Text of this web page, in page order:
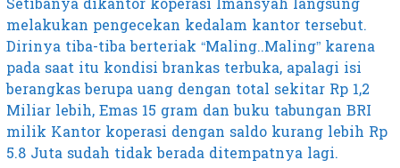
melakukan pengecekan kedalam kantor tersebut.
Dirinya tiba-tiba berteriak “Maling..Maling” karena
pada saat itu kondisi brankas terbuka, apalagi isi
berangkas berupa uang dengan total sekitar Rp 1,2
Miliar lebih, Emas 15 gram dan buku tabungan BRI
milik Kantor koperasi dengan saldo kurang lebih Rp
5.8 Juta sudah tidak berada ditempatnya lagi.